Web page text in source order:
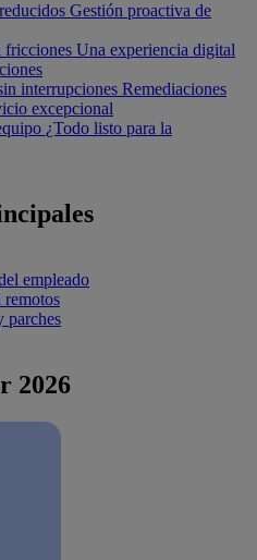
Gestión proactiva de
fricciones Una experiencia digital
interrupciones Remediaciones
excepcional
¿Todo listo para la
empleado
parches
2026